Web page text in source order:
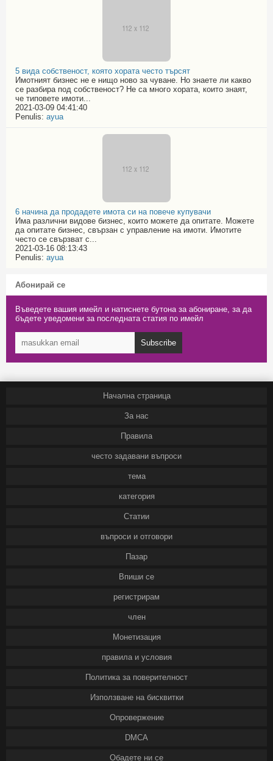
5 вида собственост, която хората често търсят
Имотният бизнес не е нищо ново за чуване. Но знаете ли какво
се разбира под собственост? Не са много хората, които знаят,
че типовете имоти...
2021-03-09 04:41:40
Penulis: ayua
6 начина да продадете имота си на повече купувачи
Има различни видове бизнес, които можете да опитате. Можете
да опитате бизнес, свързан с управление на имоти. Имотите
често се свързват с...
2021-03-16 08:13:43
Penulis: ayua
Абонирай се
Въведете вашия имейл и натиснете бутона за абониране, за да
бъдете уведомени за последната статия по имейл
Subscribe
Начална страница
За нас
Правила
често задавани въпроси
тема
категория
Статии
въпроси и отговори
Пазар
Впиши се
регистрирам
член
Монетизация
правила и условия
Политика за поверителност
Използване на бисквитки
Опровержение
DMCA
Обадете ни се